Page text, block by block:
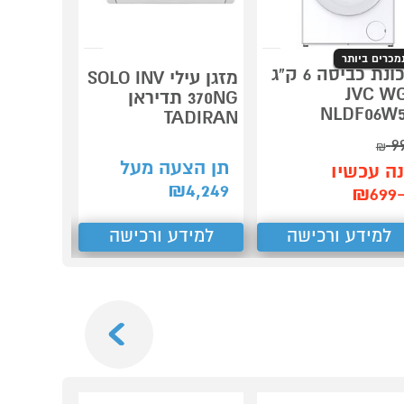
ביותר
מכונת כביסה 6 ק"ג
JVC
₪
עכשיו
למידע ורכישה
מזגן עילי SOLO INV
370NG תדיראן
TADIRAN
תן הצעה מעל
4,249
₪
למידע ורכישה